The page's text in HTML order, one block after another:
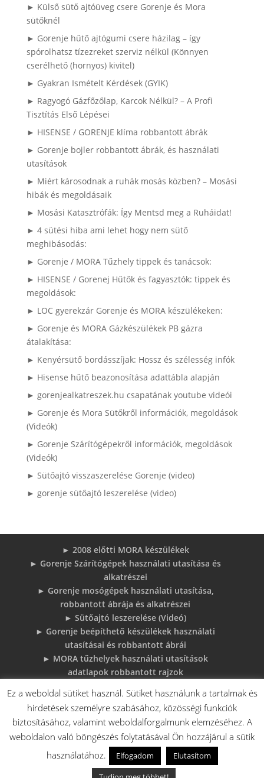
► Külső sütő ajtóüveg csere Gorenje és Mora
sütőknél
► Gorenje hűtő ajtógumi csere házilag – így
spórolhatsz tízezreket szerviz nélkül (Könnyen
cserélhető (hornyos) kivitel)
► Gyakran Ismételt Kérdések (GYIK)
► Ragyogó Gázfőzőlap, Karcok Nélkül? – A Profi
Tisztítás Első Lépései
► HISENSE / GORENJE klíma robbantott ábrák
► Gorenje bojler robbantott ábrák, és használati
utasítások
► Miért károsodnak a ruhák mosás közben? – Mosási
hibák és megoldásaik
► Mosási Katasztrófák: Így Mentsd meg a Ruháidat!
► 4 sütési hiba ami lehet hogy nem sütő
meghibásodás:
► Gorenje / MORA Tűzhely tippek és tanácsok:
► HISENSE / Gorenej Hűtők és fagyasztók: tippek és
megoldások:
► LOC gyerekzár Gorenje és MORA készülékeken:
► Gorenje és MORA Gázkészülékek PB gázra
átalakítása:
► Kenyérsütő bordásszíjak: Hossz és szélesség infók
► Hisense hűtő beazonosítása adattábla alapján
► gorenjealkatreszek.hu csapatának youtube videói
► Gorenje és Mora Sütőkről információk, megoldások
(Videók)
► Gorenje Szárítógépekről információk, megoldások
(Videók)
► Sütőajtó visszaszerelése Gorenje (video)
► gorenje sütőajtó leszerelése (video)
► 2008 előtti MORA készülékek
► Gorenje Szárítógépek használati utasítása és
alkatrészei
► Gorenje mosógépek használati utasítása,
robbantott ábrája és alkatrészei
► Sütőajtó leszerelése (Videó)
► Gorenje beépíthető készülékek használati
utasításai és robbantott ábrái
► MORA tűzhelyek használati utasítások
adatlapok robbantott rajzok
megoldások
► 6 gyakori sütő hiba, és megoldások
♦Gorenje Háztartásigépek adattábláiról:
Ez a weboldal sütiket használ. Sütiket használunk a tartalmak és
hirdetések személyre szabásához, közösségi funkciók
biztosításához, valamint weboldalforgalmunk elemzéséhez. A
weboldalon való böngészés folytatásával Ön hozzájárul a sütik
használatához.
Elfogadom
Elutasítom